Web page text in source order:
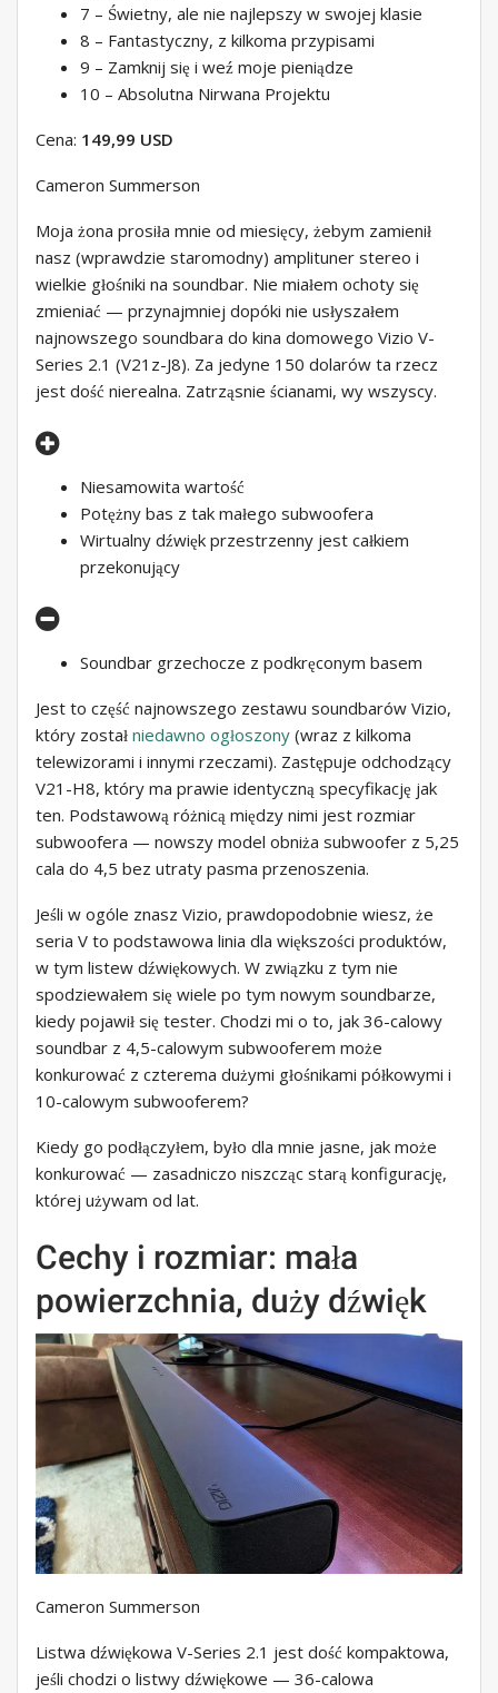
7 – Świetny, ale nie najlepszy w swojej klasie
8 – Fantastyczny, z kilkoma przypisami
9 – Zamknij się i weź moje pieniądze
10 – Absolutna Nirwana Projektu
Cena: 149,99 USD
Cameron Summerson
Moja żona prosiła mnie od miesięcy, żebym zamienił
nasz (wprawdzie staromodny) amplituner stereo i
wielkie głośniki na soundbar. Nie miałem ochoty się
zmieniać — przynajmniej dopóki nie usłyszałem
najnowszego soundbara do kina domowego Vizio V-
Series 2.1 (V21z-J8). Za jedyne 150 dolarów ta rzecz
jest dość nierealna. Zatrząsnie ścianami, wy wszyscy.
Niesamowita wartość
Potężny bas z tak małego subwoofera
Wirtualny dźwięk przestrzenny jest całkiem
przekonujący
Soundbar grzechocze z podkręconym basem
Jest to część najnowszego zestawu soundbarów Vizio,
który został niedawno ogłoszony (wraz z kilkoma
telewizorami i innymi rzeczami). Zastępuje odchodzący
V21-H8, który ma prawie identyczną specyfikację jak
ten. Podstawową różnicą między nimi jest rozmiar
subwoofera — nowszy model obniża subwoofer z 5,25
cala do 4,5 bez utraty pasma przenoszenia.
Jeśli w ogóle znasz Vizio, prawdopodobnie wiesz, że
seria V to podstawowa linia dla większości produktów,
w tym listew dźwiękowych. W związku z tym nie
spodziewałem się wiele po tym nowym soundbarze,
kiedy pojawił się tester. Chodzi mi o to, jak 36-calowy
soundbar z 4,5-calowym subwooferem może
konkurować z czterema dużymi głośnikami półkowymi i
10-calowym subwooferem?
Kiedy go podłączyłem, było dla mnie jasne, jak może
konkurować — zasadniczo niszcząc starą konfigurację,
której używam od lat.
Cechy i rozmiar: mała
powierzchnia, duży dźwięk
Cameron Summerson
Listwa dźwiękowa V-Series 2.1 jest dość kompaktowa,
jeśli chodzi o listwy dźwiękowe — 36-calowa